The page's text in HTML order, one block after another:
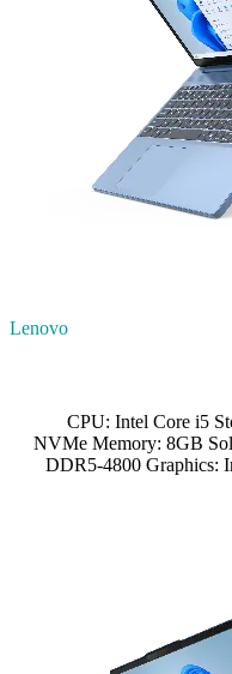
Lenovo
CPU: Intel Core i5
NVMe Memory: 8GB
DDR5-4800 Graphics: